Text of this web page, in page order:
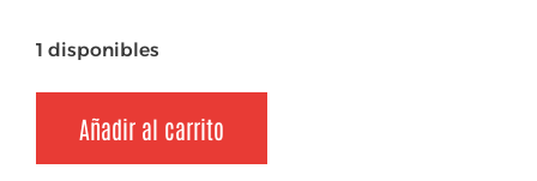
1 disponibles
Añadir al carrito